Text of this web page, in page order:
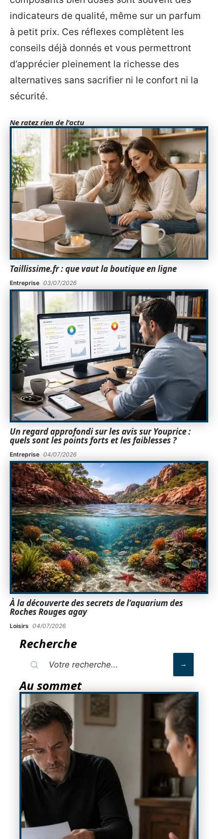
indicateurs de qualité, même sur un parfum
à petit prix. Ces réflexes complètent les
conseils déjà donnés et vous permettront
d’apprécier pleinement la richesse des
alternatives sans sacrifier ni le confort ni la
sécurité.
Ne ratez rien de l'actu
Taillissime.fr : que vaut la boutique en ligne
Entreprise 03/07/2026
Un regard approfondi sur les avis sur Youprice :
quels sont les points forts et les faiblesses ?
Entreprise 04/07/2026
À la découverte des secrets de l’aquarium des
Roches Rouges agay
Loisirs 04/07/2026
Recherche
Au sommet